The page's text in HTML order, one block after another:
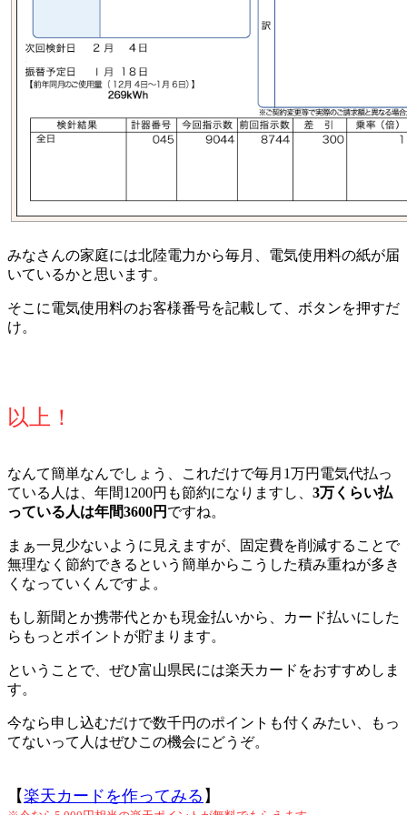
みなさんの家庭には北陸電力から毎月、電気使用料の紙が届
いているかと思います。
そこに電気使用料のお客様番号を記載して、ボタンを押すだ
け。
以上！
なんて簡単なんでしょう、これだけで毎月1万円電気代払っ
ている人は、年間1200円も節約になりますし、 3万くらい払
っている人は年間3600円 ですね。
まぁ一見少ないように見えますが、固定費を削減することで
無理なく節約できるという簡単からこうした積み重ねが多き
くなっていくんですよ。
もし新聞とか携帯代とかも現金払いから、カード払いにした
らもっとポイントが貯まります。
ということで、ぜひ富山県民には楽天カードをおすすめしま
す。
今なら申し込むだけで数千円のポイントも付くみたい、もっ
てないって人はぜひこの機会にどうぞ。
【楽天カードを作ってみる 】